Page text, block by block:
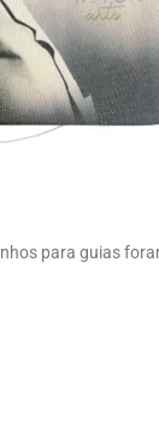
para guias